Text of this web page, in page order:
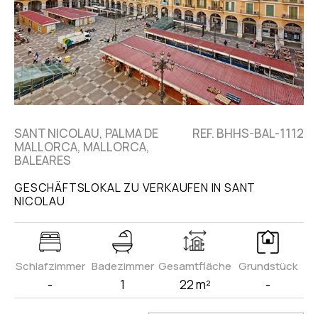
SANT NICOLAU, PALMA DE
MALLORCA, MALLORCA,
BALEARES
REF. BHHS-BAL-1112
GESCHÄFTSLOKAL ZU VERKAUFEN IN SANT
NICOLAU
Schlafzimmer
-
Badezimmer
1
Gesamtfläche
22 m²
Grundstück
-